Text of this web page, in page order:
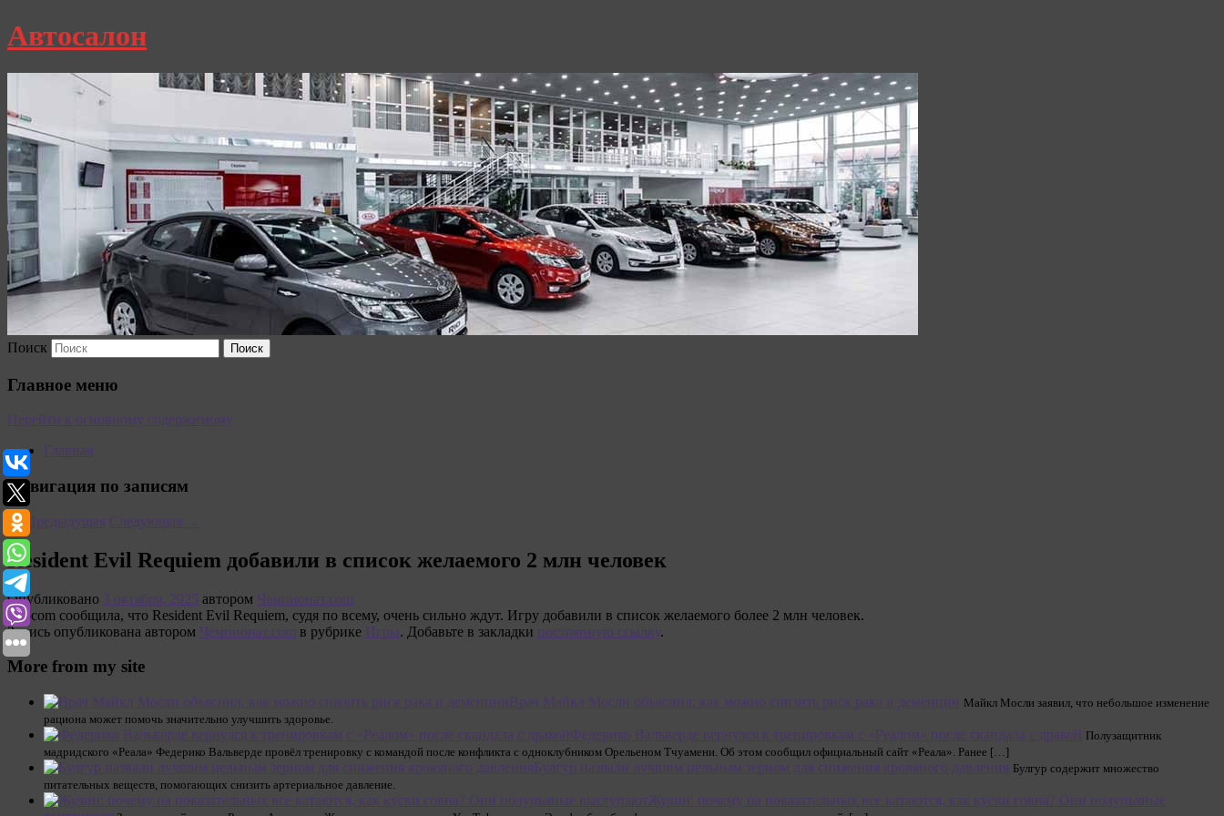
Автосалон
Поиск
Главное меню
Перейти к основному содержимому
Главная
Навигация по записям
←Предыдущая Следующая →
Resident Evil Requiem добавили в список желаемого 2 млн человек
Опубликовано 3 октября, 2025 автором Чемпионат.com
Capcom сообщила, что Resident Evil Requiem, судя по всему, очень сильно ждут. Игру добавили в список желаемого более 2 млн человек.
Запись опубликована автором Чемпионат.com в рубрике Игры. Добавьте в закладки постоянную ссылку.
More from my site
Врач Майкл Мосли объяснил, как можно снизить риск рака и деменции Майкл Мосли заявил, что небольшое изменение
рациона может помочь значительно улучшить здоровье.
Федерико Вальверде вернулся к тренировкам с «Реалом» после скандала с дракой Полузащитник
мадридского «Реала» Федерико Вальверде провёл тренировку с командой после конфликта с одноклубником Орельеном Тчуамени. Об этом сообщил официальный сайт «Реала». Ранее […]
Булгур назвали лучшим цельным зерном для снижения кровяного давления Булгур содержит множество
питательных веществ, помогающих снизить артериальное давление.
Жулин: почему на показательных все катаются, как куски говна? Они полупьяные